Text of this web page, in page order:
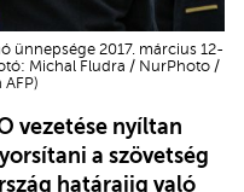
ünnepsége 2017. március 12-
Michal Fludra / NurPhoto /
vezetése nyíltan
a szövetség
határaiig való